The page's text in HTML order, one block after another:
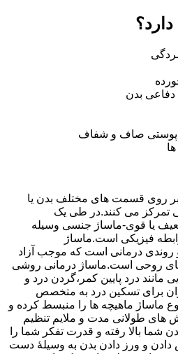
دفاعی بدن
پوستی صاف و شفاف
بر روی قسمت های مختلف بدن یا
تمرکز می کنند.در طی یک
یا قوی-ماساژ جنسی وسیله
فیزیکی است.ماساژ
درمانی است که موجب آزاد
روحی است.ماساژ درمانی روشی
مانند درد پایین کمر،گردن درد و
برای تسکین درد به متخصص
ماساژ ماهیچه ها را منبسط کرده و
طولانی مدت و ملایم تنظیم
شما بالا رفته و قدرت تفکر شما را
دادن و ورز دادن بدن به وسیلۀ دست